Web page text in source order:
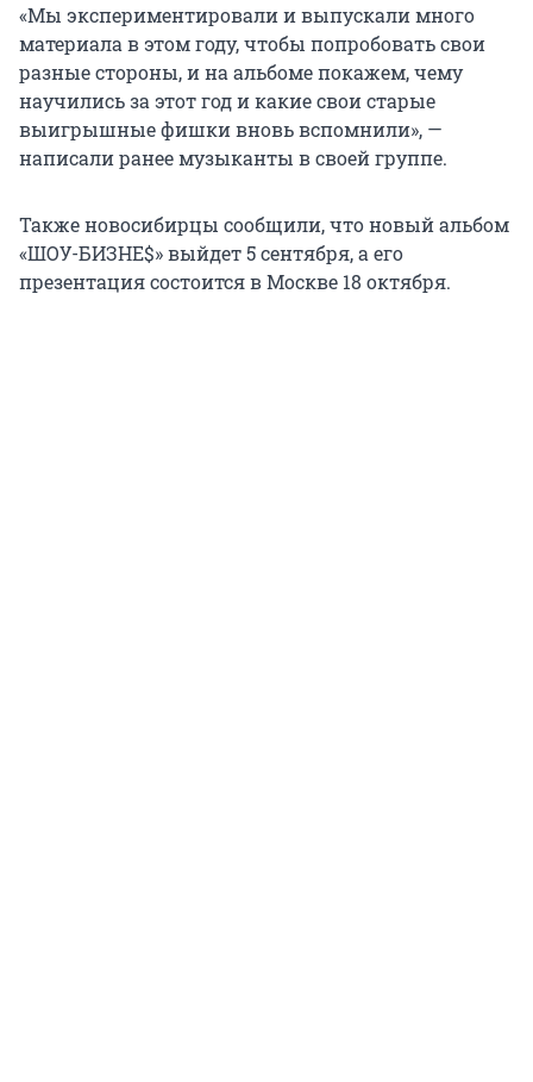
«Мы экспериментировали и выпускали много
материала в этом году, чтобы попробовать свои
разные стороны, и на альбоме покажем, чему
научились за этот год и какие свои старые
выигрышные фишки вновь вспомнили», —
написали ранее музыканты в своей группе.
Также новосибирцы сообщили, что новый альбом
«ШОУ-БИЗНЕ$» выйдет 5 сентября, а его
презентация состоится в Москве 18 октября.